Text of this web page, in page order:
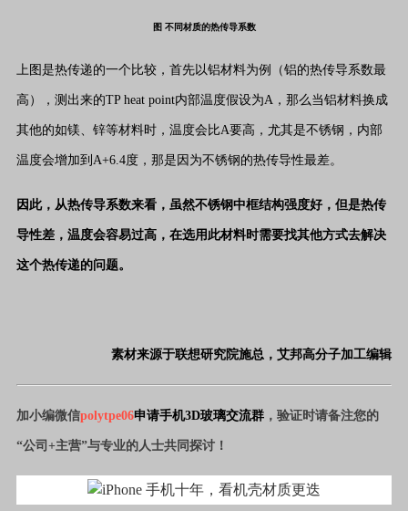
图 不同材质的热传导系数
上图是热传递的一个比较，首先以铝材料为例（铝的热传导系数最
高），测出来的TP heat point内部温度假设为A，那么当铝材料换成
其他的如镁、锌等材料时，温度会比A要高，尤其是不锈钢，内部
温度会增加到A+6.4度，那是因为不锈钢的热传导性最差。
因此，从热传导系数来看，虽然不锈钢中框结构强度好，但是热传
导性差，温度会容易过高，在选用此材料时需要找其他方式去解决
这个热传递的问题。
素材来源于联想研究院施总，艾邦高分子加工编辑
加小编微信polytpe06申请手机3D玻璃交流群 ，验证时请备注您的
“公司+主营”与专业的人士共同探讨！